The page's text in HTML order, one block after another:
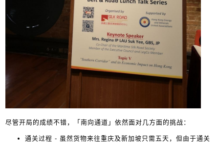
尽管开局的成绩不错，「南向通道」依然面对几方面的挑战：
通关过程 - 虽然货物来往重庆及新加坡只需五天，但由于通关